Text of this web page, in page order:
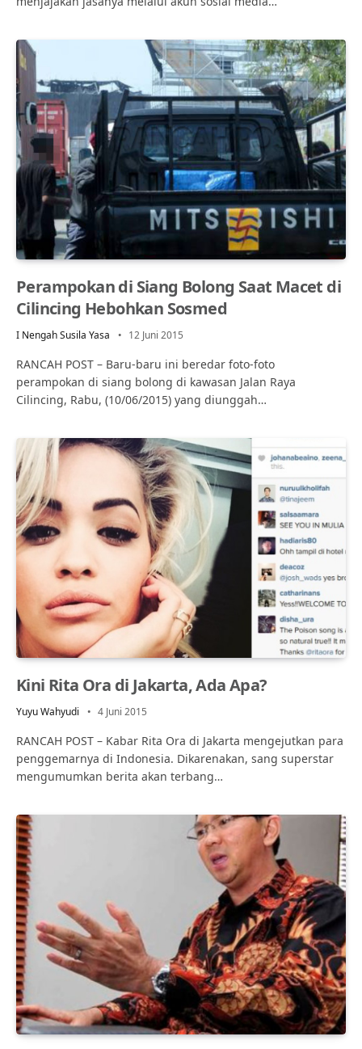
Perampokan di Siang Bolong Saat Macet di
Cilincing Hebohkan Sosmed
I Nengah Susila Yasa 12 Juni 2015
RANCAH POST – Baru-baru ini beredar foto-foto
perampokan di siang bolong di kawasan Jalan Raya
Cilincing, Rabu, (10/06/2015) yang diunggah…
Kini Rita Ora di Jakarta, Ada Apa?
Yuyu Wahyudi 4 Juni 2015
RANCAH POST – Kabar Rita Ora di Jakarta mengejutkan para
penggemarnya di Indonesia. Dikarenakan, sang superstar
mengumumkan berita akan terbang…